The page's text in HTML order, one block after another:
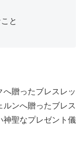
と
へ贈ったブレスレッ
ルンへ贈ったブレス
神聖なプレゼント儀